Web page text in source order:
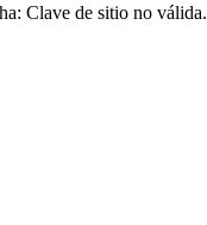
Clave de sitio no válida.